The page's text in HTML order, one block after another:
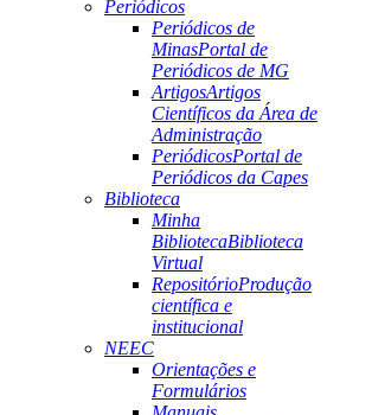
Periódicos
Periódicos de
MinasPortal de
Periódicos de MG
ArtigosArtigos
Científicos da Área de
Administração
PeriódicosPortal de
Periódicos da Capes
Biblioteca
Minha
BibliotecaBiblioteca
Virtual
RepositórioProdução
científica e
institucional
NEEC
Orientações e
Formulários